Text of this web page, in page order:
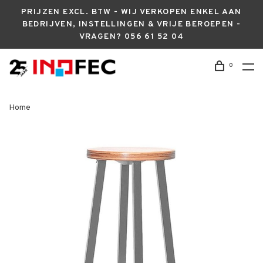
PRIJZEN EXCL. BTW - WIJ VERKOPEN ENKEL AAN
BEDRIJVEN, INSTELLINGEN & VRIJE BEROEPEN -
VRAGEN? 056 61 52 04
0
Home